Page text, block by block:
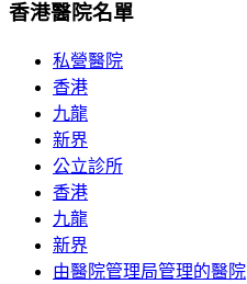
香港醫院名單
私營醫院
香港
九龍
新界
公立診所
香港
九龍
新界
由醫院管理局管理的醫院